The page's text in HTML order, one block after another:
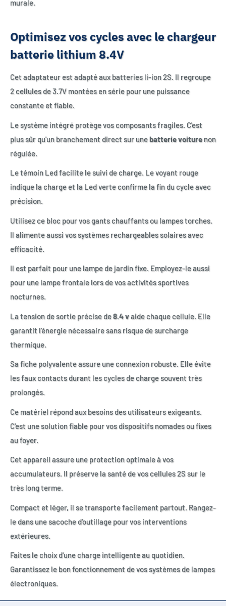
murale.
Optimisez vos cycles avec le chargeur
batterie lithium 8.4V
Cet adaptateur est adapté aux batteries li-ion 2S. Il regroupe
2 cellules de 3.7V montées en série pour une puissance
constante et fiable.
Le système intégré protège vos composants fragiles. C'est
plus sûr qu'un branchement direct sur unebatterie voiturenon
régulée.
Le témoin Led facilite le suivi de charge. Le voyant rouge
indique la charge et la Led verte confirme la fin du cycle avec
précision.
Utilisez ce bloc pour vos gants chauffants ou lampes torches.
Il alimente aussi vos systèmes rechargeables solaires avec
efficacité.
Il est parfait pour une lampe de jardin fixe. Employez-le aussi
pour une lampe frontale lors de vos activités sportives
nocturnes.
La tension de sortie précise de8.4 vaide chaque cellule. Elle
garantit l'énergie nécessaire sans risque de surcharge
thermique.
Sa fiche polyvalente assure une connexion robuste. Elle évite
les faux contacts durant les cycles de charge souvent très
prolongés.
Ce matériel répond aux besoins des utilisateurs exigeants.
C'est une solution fiable pour vos dispositifs nomades ou fixes
au foyer.
Cet appareil assure une protection optimale à vos
accumulateurs. Il préserve la santé de vos cellules 2S sur le
très long terme.
Compact et léger, il se transporte facilement partout. Rangez-
le dans une sacoche d'outillage pour vos interventions
extérieures.
Faites le choix d'une charge intelligente au quotidien.
Garantissez le bon fonctionnement de vos systèmes de lampes
électroniques.